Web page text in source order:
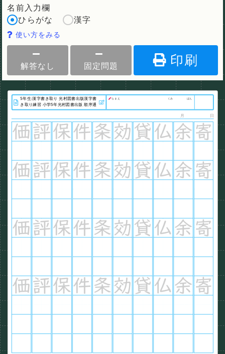
名前入力欄
ひらがな
漢字
使い方をみる
解答なし 固定問題 印刷
なまえ くみ ばん
月 日